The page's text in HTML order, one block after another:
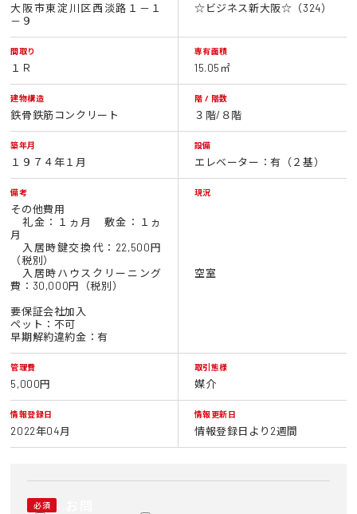
大阪市東淀川区西淡路１－１
－９
☆ビジネス新大阪☆（324）
間取り
１Ｒ
専有面積
15.05㎡
建物構造
鉄骨鉄筋コンクリート
階 / 階数
３階/８階
築年月
１９７４年１月
設備
エレベーター：有（２基）
備考
その他費用
礼金：１ヵ月 敷金：１ヵ
月
入居時鍵交換代：22,500円
（税別）
入居時ハウスクリーニング
費：30,000円（税別）
要保証会社加入
ペット：不可
早期解約違約金：有
現況
空室
管理費
5,000円
取引態様
媒介
情報登録日
2022年04月
情報更新日
情報登録日より2週間
必須